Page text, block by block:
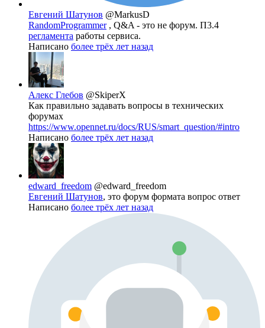
Евгений Шатунов @MarkusD
RandomProgrammer, Q&A - это не форум. П3.4
регламента работы сервиса.
Написано более трёх лет назад
Алекс Глебов @SkiperX
Как правильно задавать вопросы в технических
форумах
https://www.opennet.ru/docs/RUS/smart_question/#intro
Написано более трёх лет назад
edward_freedom @edward_freedom
Евгений Шатунов, это форум формата вопрос ответ
Написано более трёх лет назад